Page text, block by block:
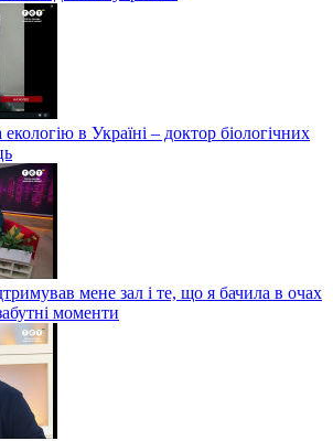
в Україні – доктор біологічних
мене зал і те, що я бачила в очах
моменти